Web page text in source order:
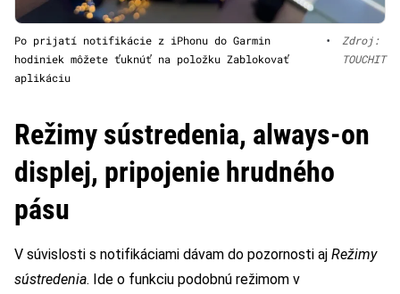
Po prijatí notifikácie z iPhonu do Garmin
hodiniek môžete ťuknúť na položku Zablokovať
aplikáciu
•
Zdroj:
TOUCHIT
Režimy sústredenia, always-on
displej, pripojenie hrudného
pásu
V súvislosti s notifikáciami dávam do pozornosti aj Režimy
sústredenia. Ide o funkciu podobnú režimom v